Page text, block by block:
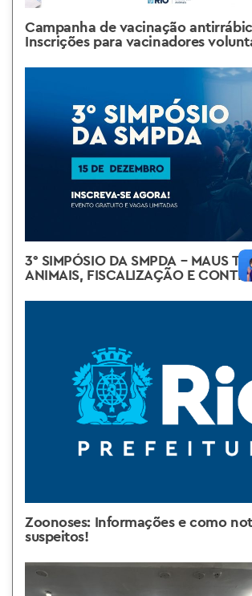
Campanha de vacinação
Inscrições para vacinadores
3° SIMPÓSIO DA SMPDA – MAUS
ANIMAIS, FISCALIZAÇÃO E
Zoonoses: Informações e como
suspeitos!